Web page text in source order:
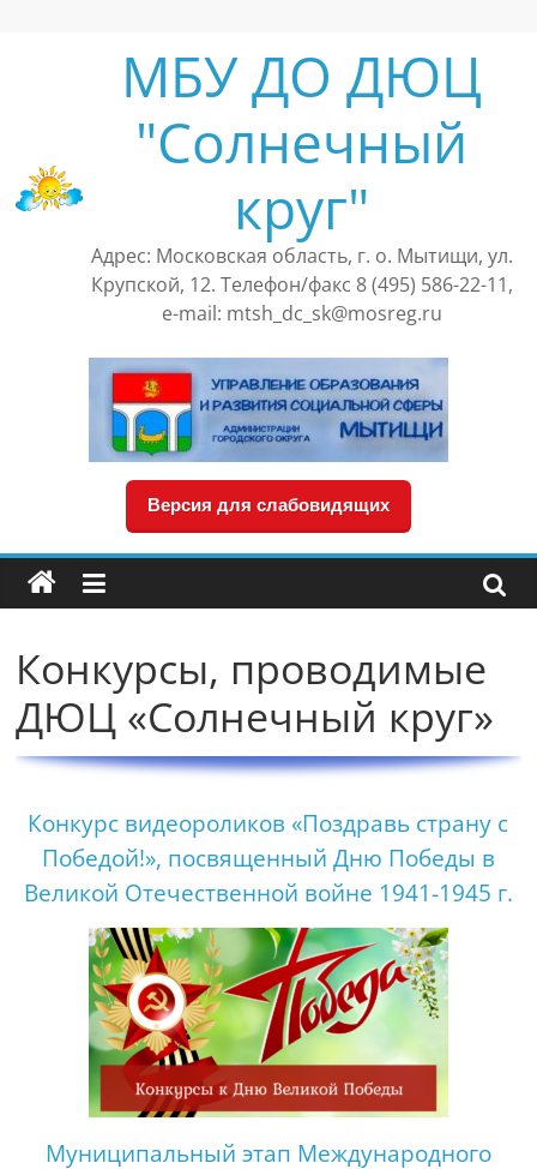
содержимомуМБУ ДО ДЮЦ
"Солнечный
круг"
Адрес: Московская область, г. о. Мытищи, ул.
Крупской, 12. Телефон/факс 8 (495) 586-22-11,
e-mail: mtsh_dc_sk@mosreg.ru
Версия для слабовидящих
Конкурсы, проводимые
ДЮЦ «Солнечный круг»
Конкурс видеороликов «Поздравь страну с
Победой!», посвященный Дню Победы в
Великой Отечественной войне 1941-1945 г.
Муниципальный этап Международного